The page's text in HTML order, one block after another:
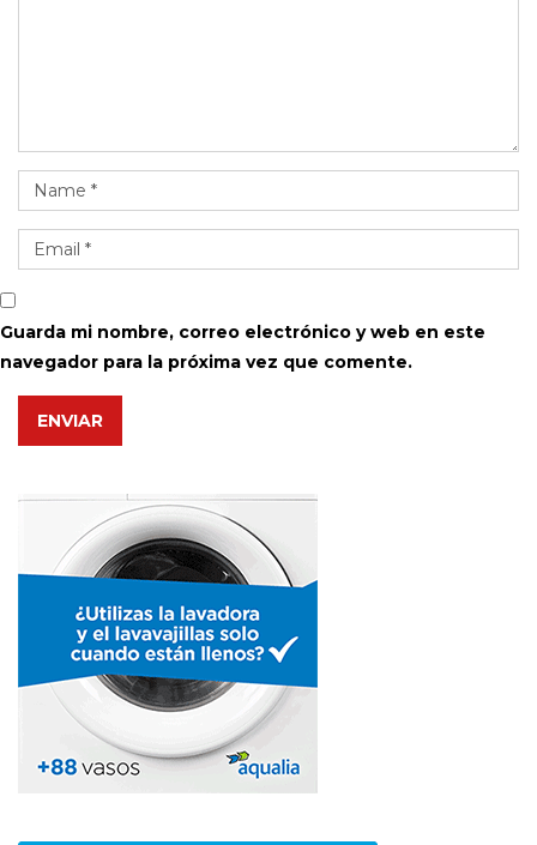
Guarda mi nombre, correo electrónico y web en este
navegador para la próxima vez que comente.
ENVIAR